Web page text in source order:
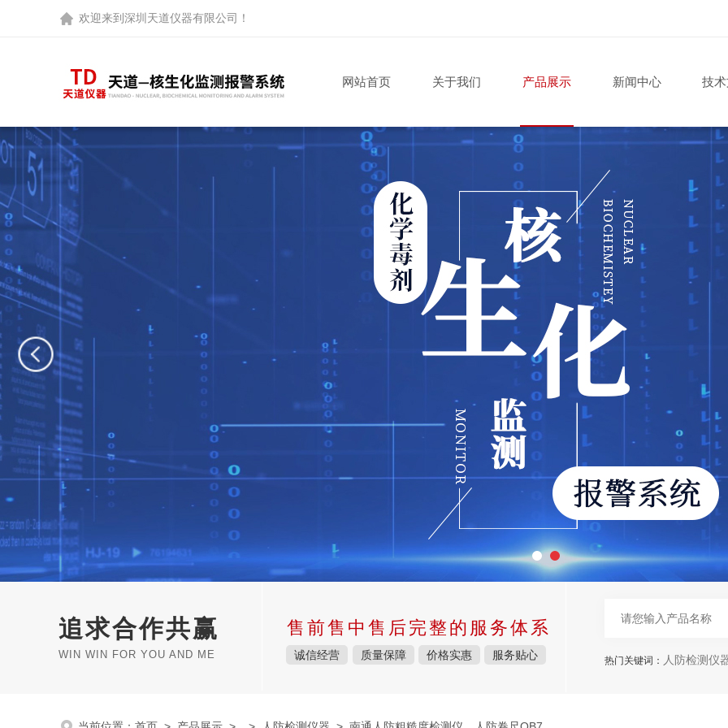
欢迎来到 深圳天道仪器有限公司 ！
网站首页 关于我们 产品展示 新闻中心 技
追求合作共赢
WIN WIN FOR YOU AND ME
售前售中售后完整的服务体系
诚信经营 质量保障 价格实惠 服务贴心 热门关键词： 人防检测仪